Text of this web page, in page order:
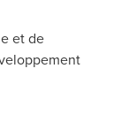
et de